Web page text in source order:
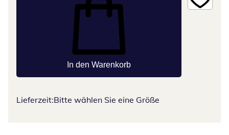
In den Warenkorb
Lieferzeit:Bitte wählen Sie eine Größe